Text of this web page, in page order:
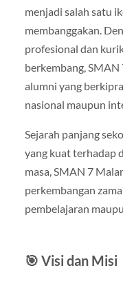
menjadi salah satu
membanggakan.
profesional dan
berkembang,
alumni yang
nasional maupun
Sejarah panjang
yang kuat terhadap
masa, SMAN 7
perkembangan
pembelajaran
🎯 Visi dan Misi